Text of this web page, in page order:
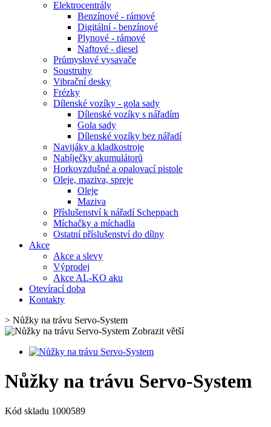
Elektrocentrály
Benzínové - rámové
Digitální - benzínové
Plynové - rámové
Naftové - diesel
Průmyslové vysavače
Soustruhy
Vibrační desky
Frézky
Dílenské vozíky - gola sady
Dílenské vozíky s nářadím
Gola sady
Dílenské vozíky bez nářadí
Navijáky a kladkostroje
Nabíječky akumulátorů
Horkovzdušné a opalovací pistole
Oleje, maziva, spreje
Oleje
Maziva
Příslušenství k nářadí Scheppach
Míchačky a míchadla
Ostatní příslušenství do dílny
Akce
Akce a slevy
Výprodej
Akce AL-KO aku
Otevírací doba
Kontakty
> Nůžky na trávu Servo-System
Zobrazit větší
Nůžky na trávu Servo-System
Kód skladu 1000589